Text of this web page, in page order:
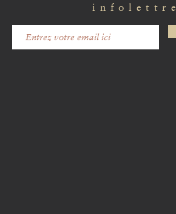
infolettre